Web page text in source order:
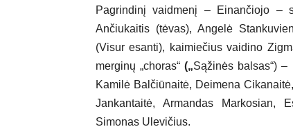
Pagrindinį vaidmenį – Einančiojo –
Ančiukaitis (tėvas), Angelė
(Visur esanti), kaimiečius vaidino
merginų „choras“(„Sąžinės balsas“) –
Kamilė Balčiūnaitė, Deimena
Jankantaitė, Armandas Markosian,
Simonas Ulevičius.